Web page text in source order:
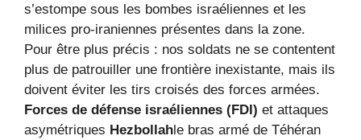
s’estompe sous les bombes israéliennes et les
milices pro-iraniennes présentes dans la zone.
Pour être plus précis : nos soldats ne se contentent
plus de patrouiller une frontière inexistante, mais ils
doivent éviter les tirs croisés des forces armées.
Forces de défense israéliennes (FDI) et attaques
asymétriques Hezbollahle bras armé de Téhéran